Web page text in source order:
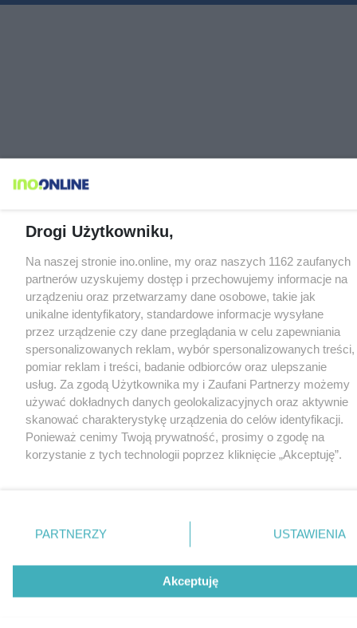
Drogi Użytkowniku,
Na naszej stronie ino.online, my oraz naszych 1162 zaufanych
partnerów uzyskujemy dostęp i przechowujemy informacje na
urządzeniu oraz przetwarzamy dane osobowe, takie jak
unikalne identyfikatory, standardowe informacje wysyłane
przez urządzenie czy dane przeglądania w celu zapewniania
spersonalizowanych reklam, wybór spersonalizowanych treści,
pomiar reklam i treści, badanie odbiorców oraz ulepszanie
usług. Za zgodą Użytkownika my i Zaufani Partnerzy możemy
używać dokładnych danych geolokalizacyjnych oraz aktywnie
skanować charakterystykę urządzenia do celów identyfikacji.
Ponieważ cenimy Twoją prywatność, prosimy o zgodę na
korzystanie z tych technologii poprzez kliknięcie „Akceptuję”.
nie wymagają zgody użytkownika, ale masz prawo sprzeciwić
się takiemu przetwarzaniu. Preferencje będą miały
Zapoznaj się z poniższymi informacjami, abyś mógł świadomie
PARTNERZY USTAWIENIA
Akceptuję